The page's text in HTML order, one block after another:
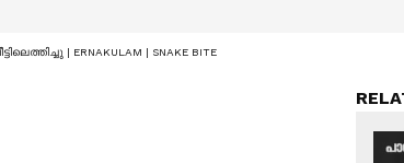
| ERNAKULAM | SNAKE BITE